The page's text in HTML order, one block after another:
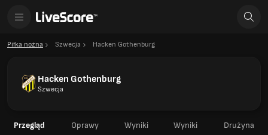
Piłka nożna Szwecja Hacken Gothenburg
Hacken Gothenburg
Szwecja
Przegląd Oprawy Wyniki Wyniki Drużyna